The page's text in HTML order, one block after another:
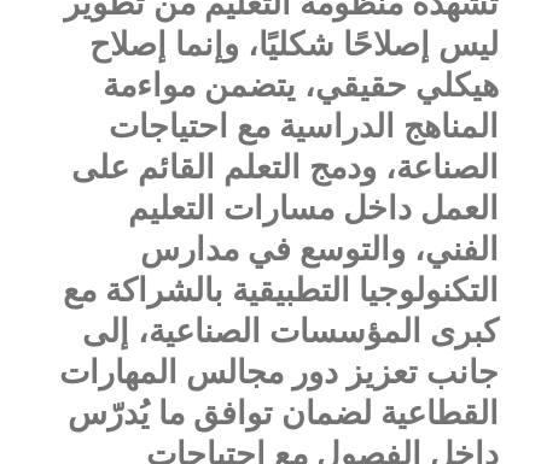
ليس إصلاحًا شكليًا، وإنما إصلاح
هيكلي حقيقي، يتضمن مواءمة
المناهج الدراسية مع احتياجات
الصناعة، ودمج التعلم القائم على
العمل داخل مسارات التعليم
الفني، والتوسع في مدارس
التكنولوجيا التطبيقية بالشراكة مع
كبرى المؤسسات الصناعية، إلى
جانب تعزيز دور مجالس المهارات
القطاعية لضمان توافق ما يُدرّس
داخل الفصول مع احتياجات